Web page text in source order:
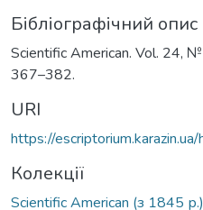
Бібліографічний опис
Scientific American. Vol. 24,
367–382.
URI
https://
Колекції
Scientific American (з 1845 р.)